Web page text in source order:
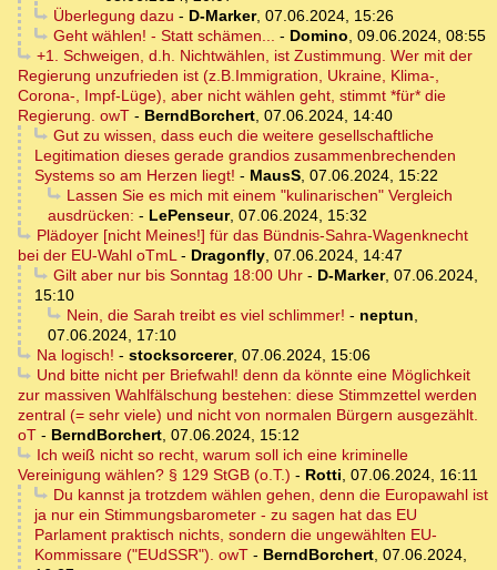
Überlegung dazu - D-Marker, 07.06.2024, 15:26
Geht wählen! - Statt schämen... - Domino, 09.06.2024, 08:55
+1. Schweigen, d.h. Nichtwählen, ist Zustimmung. Wer mit der
Regierung unzufrieden ist (z.B.Immigration, Ukraine, Klima-,
Corona-, Impf-Lüge), aber nicht wählen geht, stimmt *für* die
Regierung. owT - BerndBorchert, 07.06.2024, 14:40
Gut zu wissen, dass euch die weitere gesellschaftliche
Legitimation dieses gerade grandios zusammenbrechenden
Systems so am Herzen liegt! - MausS, 07.06.2024, 15:22
Lassen Sie es mich mit einem "kulinarischen" Vergleich
ausdrücken: - LePenseur, 07.06.2024, 15:32
Plädoyer [nicht Meines!] für das Bündnis-Sahra-Wagenknecht
bei der EU-Wahl oTmL- Dragonfly, 07.06.2024, 14:47
Gilt aber nur bis Sonntag 18:00 Uhr- D-Marker, 07.06.2024,
15:10
Nein, die Sarah treibt es viel schlimmer! - neptun,
07.06.2024, 17:10
Na logisch! - stocksorcerer, 07.06.2024, 15:06
Und bitte nicht per Briefwahl! denn da könnte eine Möglichkeit
zur massiven Wahlfälschung bestehen: diese Stimmzettel werden
zentral (= sehr viele) und nicht von normalen Bürgern ausgezählt.
oT - BerndBorchert, 07.06.2024, 15:12
Ich weiß nicht so recht, warum soll ich eine kriminelle
Vereinigung wählen? § 129 StGB (o.T.) - Rotti, 07.06.2024, 16:11
Du kannst ja trotzdem wählen gehen, denn die Europawahl ist
ja nur ein Stimmungsbarometer - zu sagen hat das EU
Parlament praktisch nichts, sondern die ungewählten EU-
Kommissare ("EUdSSR"). owT - BerndBorchert, 07.06.2024,